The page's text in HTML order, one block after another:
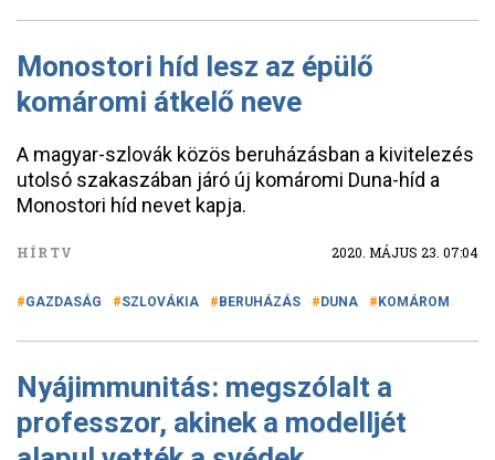
Monostori híd lesz az épülő
komáromi átkelő neve
A magyar-szlovák közös beruházásban a kivitelezés
utolsó szakaszában járó új komáromi Duna-híd a
Monostori híd nevet kapja.
HÍRTV 2020. MÁJUS 23. 07:04
GAZDASÁG SZLOVÁKIA BERUHÁZÁS DUNA KOMÁROM
Nyájimmunitás: megszólalt a
professzor, akinek a modelljét